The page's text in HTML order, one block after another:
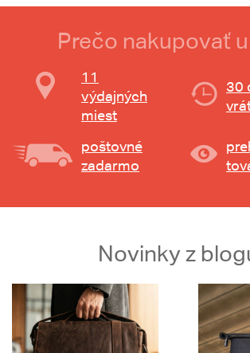
Prečo nakupovať
11
výdajných
miest
30
poštovné
zadarmo
Novinky z